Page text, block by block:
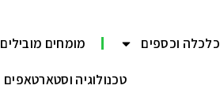
כלכלה וכספים מומחים מובילים
טכנולוגיה וסטארטאפים